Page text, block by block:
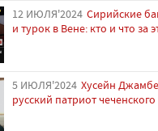
12 ИЮЛЯ'2024 Сирийские
и турок в Вене: кто и что за
5 ИЮЛЯ'2024 Хусейн
русский патриот